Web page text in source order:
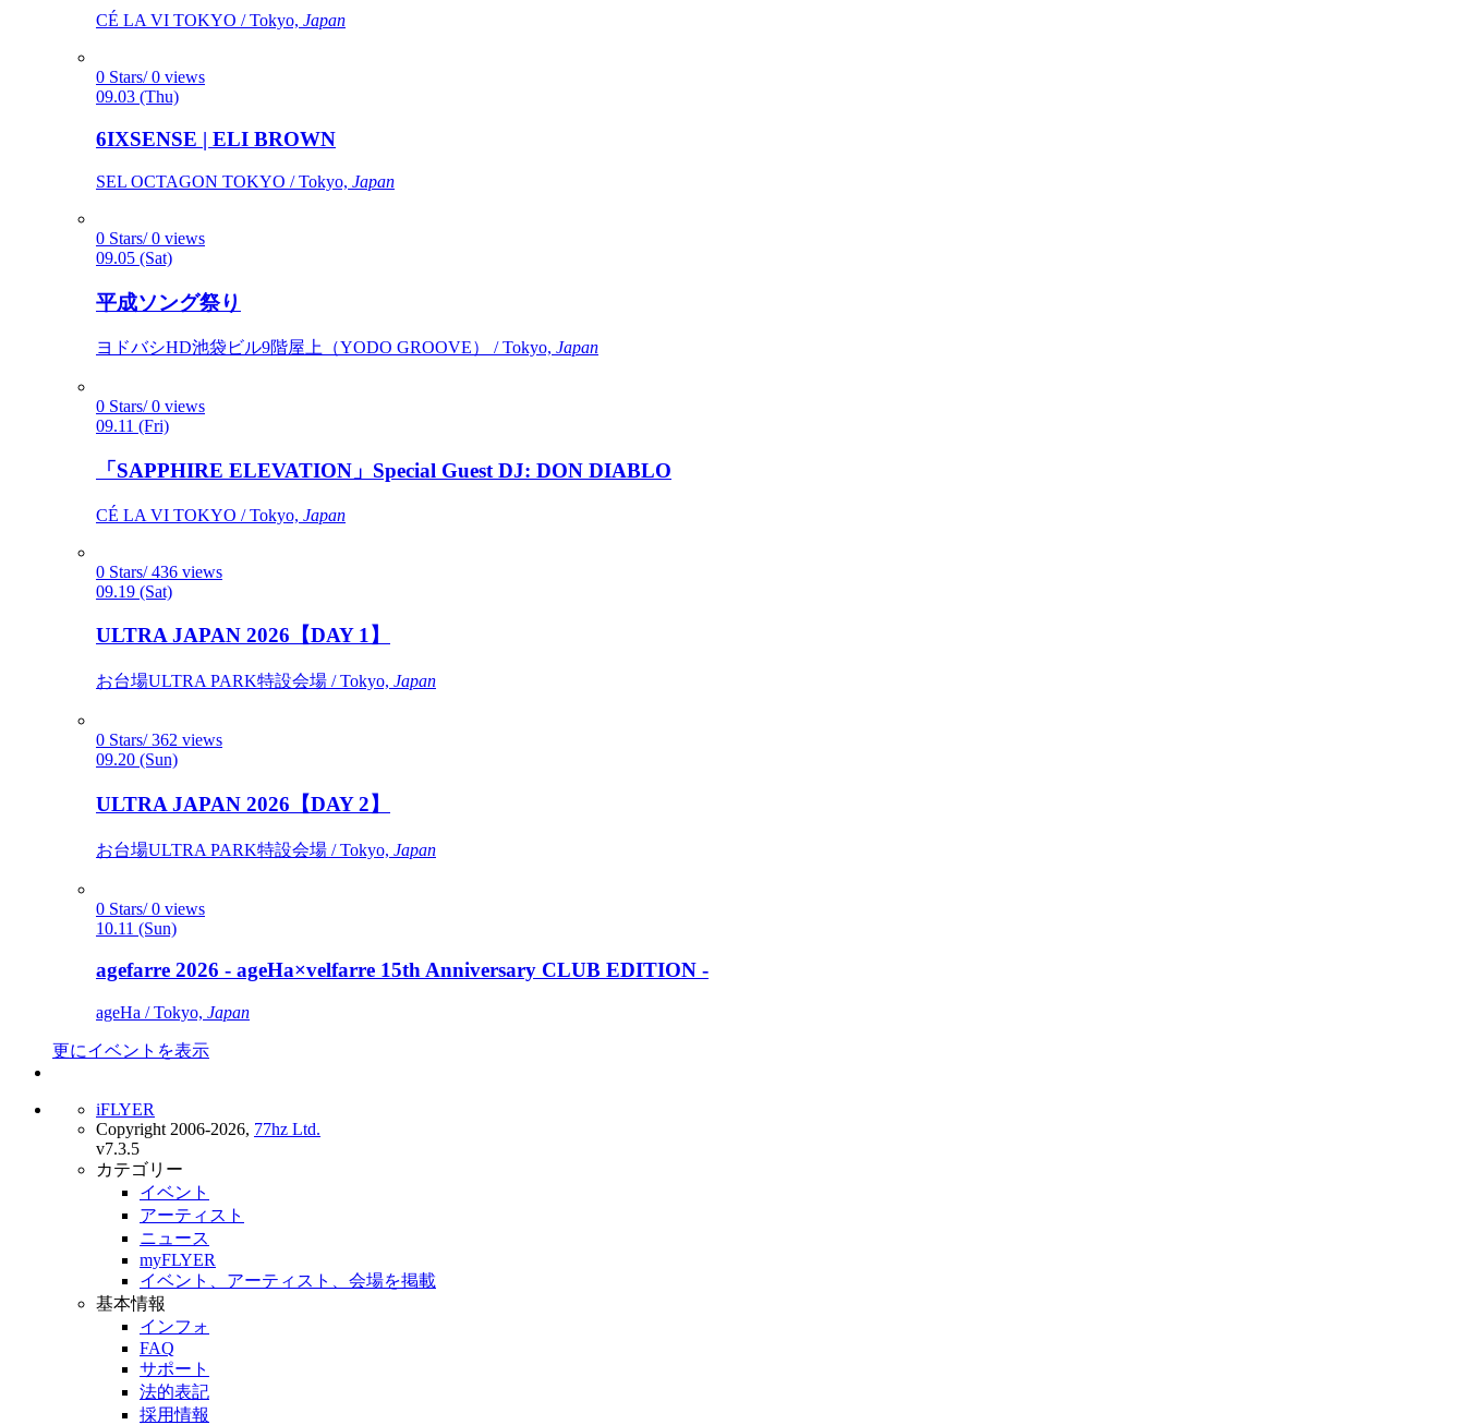
CÉ LA VI TOKYO / Tokyo, Japan
0 Stars/ 0 views
09.03 (Thu)
6IXSENSE | ELI BROWN
SEL OCTAGON TOKYO / Tokyo, Japan
0 Stars/ 0 views
09.05 (Sat)
平成ソング祭り
ヨドバシHD池袋ビル9階屋上（YODO GROOVE） / Tokyo, Japan
0 Stars/ 0 views
09.11 (Fri)
「SAPPHIRE ELEVATION」Special Guest DJ: DON DIABLO
CÉ LA VI TOKYO / Tokyo, Japan
0 Stars/ 436 views
09.19 (Sat)
ULTRA JAPAN 2026【DAY 1】
お台場ULTRA PARK特設会場 / Tokyo, Japan
0 Stars/ 362 views
09.20 (Sun)
ULTRA JAPAN 2026【DAY 2】
お台場ULTRA PARK特設会場 / Tokyo, Japan
0 Stars/ 0 views
10.11 (Sun)
agefarre 2026 - ageHa×velfarre 15th Anniversary CLUB EDITION -
ageHa / Tokyo, Japan
更にイベントを表示
iFLYER
Copyright 2006-2026, 77hz Ltd.
v7.3.5
カテゴリー
イベント
アーティスト
ニュース
myFLYER
イベント、アーティスト、会場を掲載
基本情報
インフォ
FAQ
サポート
法的表記
採用情報